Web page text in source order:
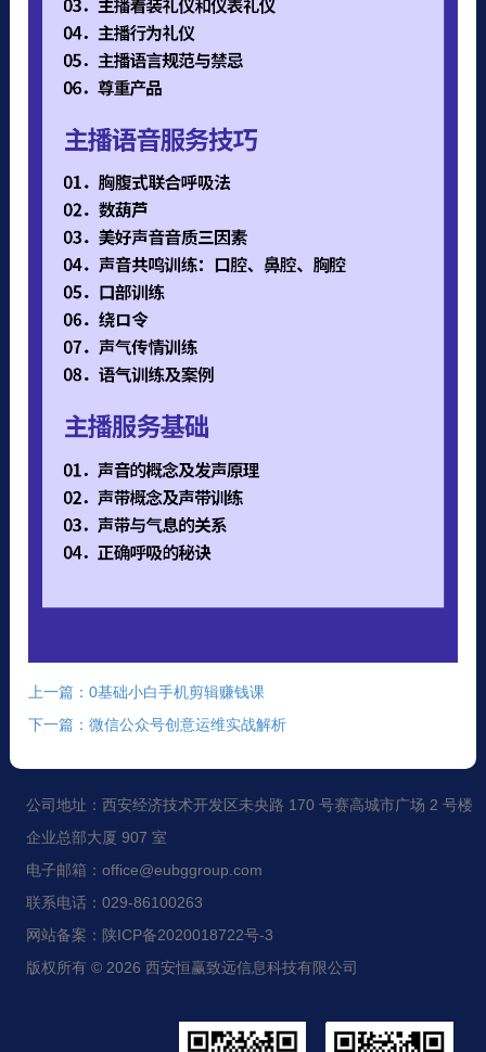
上一篇：0基础小白手机剪辑赚钱课
下一篇：微信公众号创意运维实战解析
公司地址：西安经济技术开发区未央路 170 号赛高城市广场 2 号楼
企业总部大厦 907 室
电子邮箱：office@eubggroup.com
联系电话：029-86100263
网站备案：陕ICP备2020018722号-3
版权所有 © 2026 西安恒赢致远信息科技有限公司